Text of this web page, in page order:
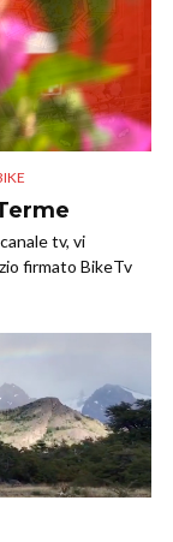
tv, vi
firmato BikeTv